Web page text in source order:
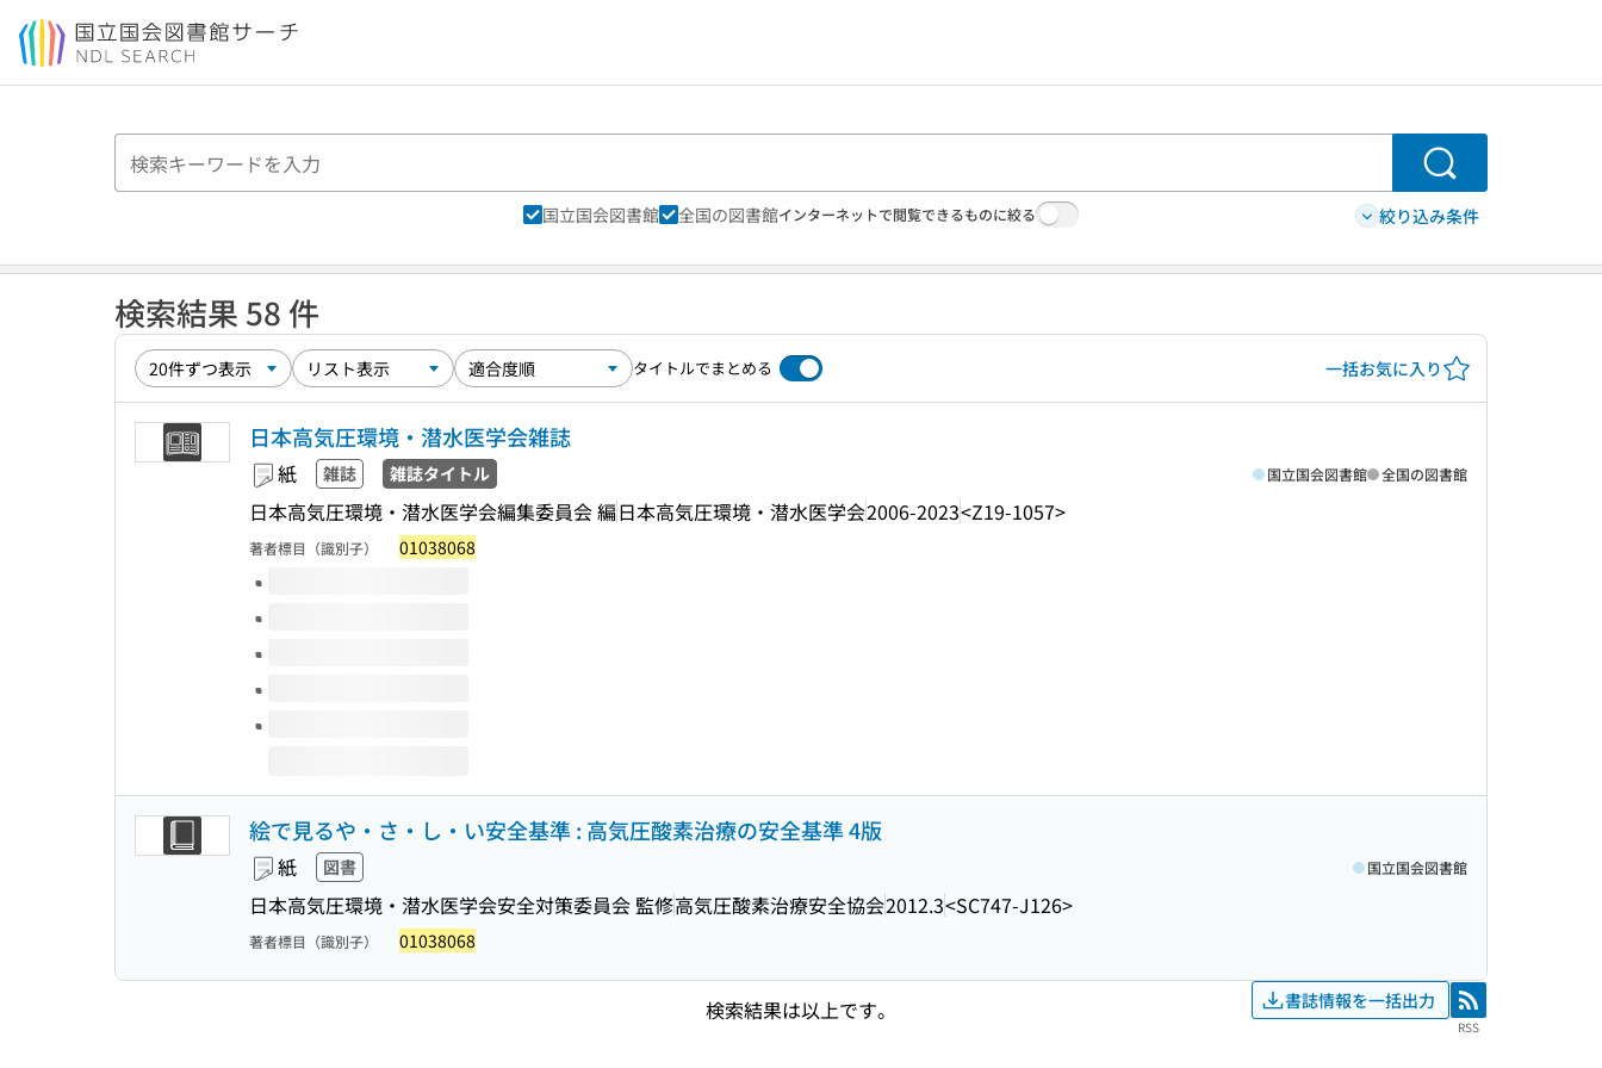
本文へ移動
検索
国立国会図書館 全国の図書館インターネットで閲覧できるものに絞る 絞り込み条件
検索結果 58 件
タイトルでまとめる 一括お気に入り
日本高気圧環境・潜水医学会雑誌
紙 雑誌 雑誌タイトル
日本高気圧環境・潜水医学会編集委員会 編日本高気圧環境・潜水医学会2006-2023<Z19-1057>
国立国会図書館 全国の図書館
著者標目（識別子） 01038068
このタイトルの巻号
絵で見るや・さ・し・い安全基準 : 高気圧酸素治療の安全基準 4版
紙 図書
日本高気圧環境・潜水医学会安全対策委員会 監修高気圧酸素治療安全協会2012.3<SC747-J126>
国立国会図書館
著者標目（識別子） 01038068
検索結果は以上です。 書誌情報を一括出力 RSS
RSS